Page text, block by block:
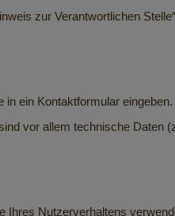
zur Verantwortlichen
ein Kontaktformular eingeben.
vor allem technische Daten
Ihres Nutzerverhaltens